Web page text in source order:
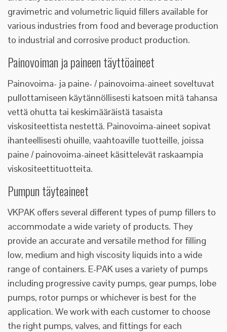
gravimetric and volumetric liquid fillers available for
various industries from food and beverage production
to industrial and corrosive product production.
Painovoiman ja paineen täyttöaineet
Painovoima- ja paine- / painovoima-aineet soveltuvat
pullottamiseen käytännöllisesti katsoen mitä tahansa
vettä ohutta tai keskimääräistä tasaista
viskositeettista nestettä. Painovoima-aineet sopivat
ihanteellisesti ohuille, vaahtoaville tuotteille, joissa
paine / painovoima-aineet käsittelevät raskaampia
viskositeettituotteita.
Pumpun täyteaineet
VKPAK offers several different types of pump fillers to
accommodate a wide variety of products. They
provide an accurate and versatile method for filling
low, medium and high viscosity liquids into a wide
range of containers. E-PAK uses a variety of pumps
including progressive cavity pumps, gear pumps, lobe
pumps, rotor pumps or whichever is best for the
application. We work with each customer to choose
the right pumps, valves, and fittings for each